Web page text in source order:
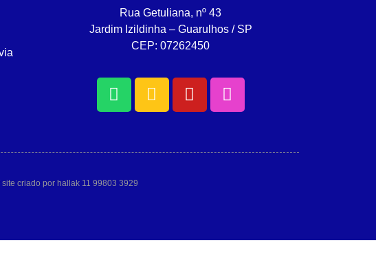
Rua Getuliana, nº 43
Jardim Izildinha – Guarulhos / SP
CEP: 07262450
criado por hallak 11 99803 3929